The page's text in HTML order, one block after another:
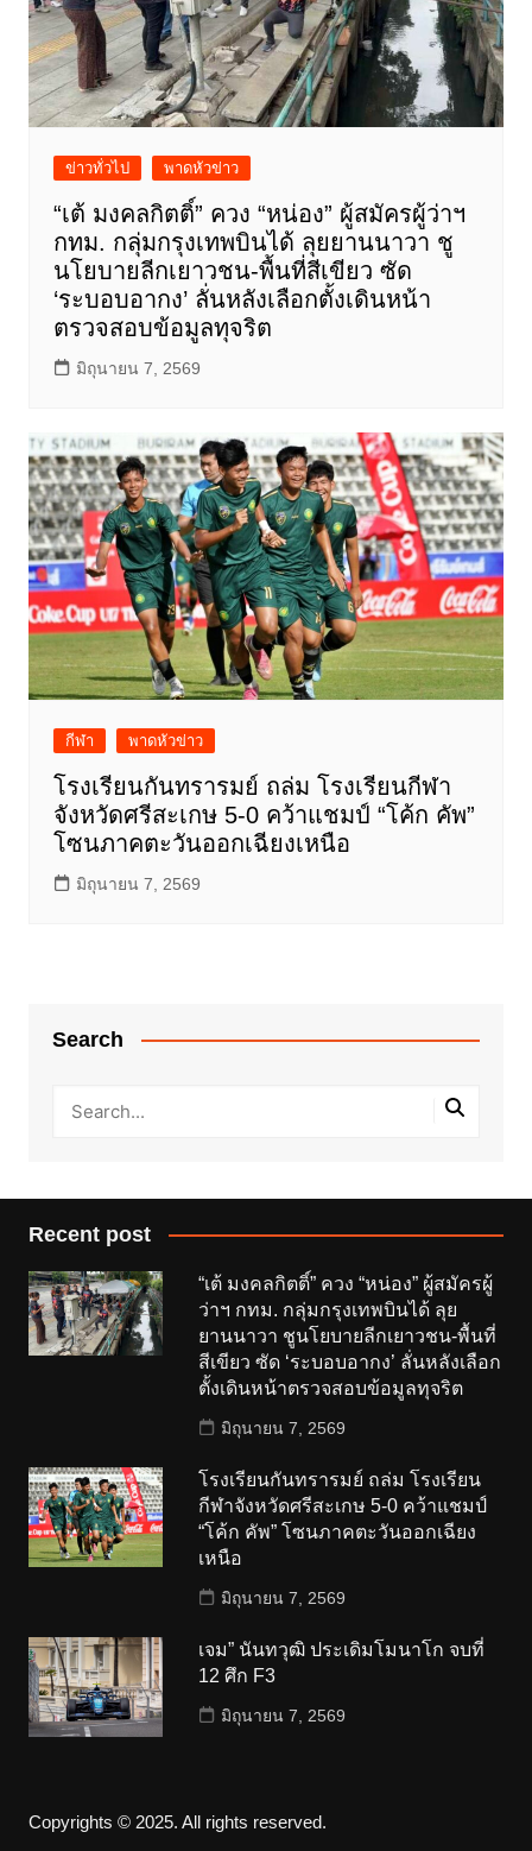
ข่าวทั่วไป พาดหัวข่าว
“เต้ มงคลกิตติ์” ควง “หน่อง” ผู้สมัครผู้ว่าฯ
กทม. กลุ่มกรุงเทพบินได้ ลุยยานนาวา ชู
นโยบายลีกเยาวชน-พื้นที่สีเขียว ซัด
‘ระบอบอากง’ ลั่นหลังเลือกตั้งเดินหน้า
ตรวจสอบข้อมูลทุจริต
มิถุนายน 7, 2569
กีฬา พาดหัวข่าว
โรงเรียนกันทรารมย์ ถล่ม โรงเรียนกีฬา
จังหวัดศรีสะเกษ 5-0 คว้าแชมป์ “โค้ก คัพ”
โซนภาคตะวันออกเฉียงเหนือ
มิถุนายน 7, 2569
Search
Recent post
“เต้ มงคลกิตติ์” ควง “หน่อง” ผู้สมัครผู้
ว่าฯ กทม. กลุ่มกรุงเทพบินได้ ลุย
ยานนาวา ชูนโยบายลีกเยาวชน-พื้นที่
สีเขียว ซัด ‘ระบอบอากง’ ลั่นหลังเลือก
ตั้งเดินหน้าตรวจสอบข้อมูลทุจริต
มิถุนายน 7, 2569
โรงเรียนกันทรารมย์ ถล่ม โรงเรียน
กีฬาจังหวัดศรีสะเกษ 5-0 คว้าแชมป์
“โค้ก คัพ” โซนภาคตะวันออกเฉียง
เหนือ
มิถุนายน 7, 2569
เจม” นันทวุฒิ ประเดิมโมนาโก จบที่
12 ศึก F3
มิถุนายน 7, 2569
Copyrights © 2025. All rights reserved.